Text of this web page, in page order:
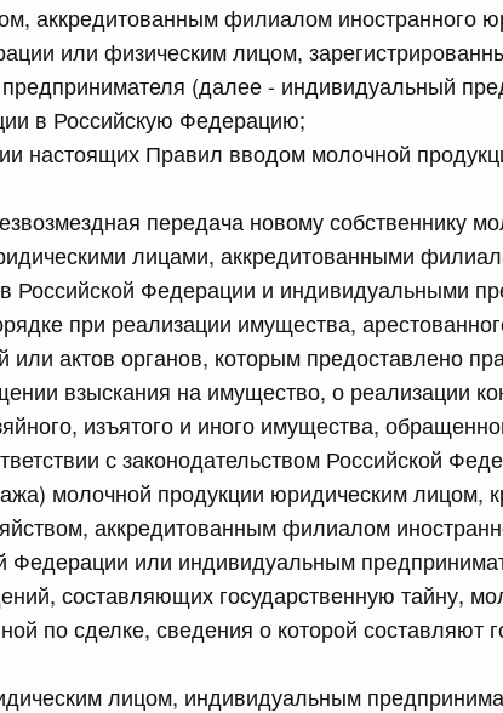
аккредитованным филиалом иностранного
или физическим лицом,
(далее - индивидуальный
в Российскую Федерацию;
настоящих Правил вводом молочной
передача новому собственнику
лицами, аккредитованными
Российской Федерации и индивидуальными
при реализации имущества,
или актов органов, которым предоставлено
взыскания на имущество, о реализации
изъятого и иного имущества,
с законодательством Российской
молочной продукции юридическим лицом,
аккредитованным филиалом
Федерации или индивидуальным
составляющих государственную тайну,
по сделке, сведения о которой составляют
лицом, индивидуальным
риса (риса-сырца) за пределы территории
членами Евразийского экономического
Федерации от 15.07.2026 г. № 894
Российской Федерации
Федерации от 15.07.2026 г. № 895
Федерации от 15.07.2026 г. № 889
межбюджетных трансфертов, источником
бюджетные ассигнования резервного фонда
федерального бюджета бюджетам Республики Дагестан
проведения аварийно-восстановительных
с ликвидацией последствий чрезвычайной
Республики Дагестан и Чеченской Республики
Федерации от 15.07.2026 г. № 888
Президента Российской Федерации